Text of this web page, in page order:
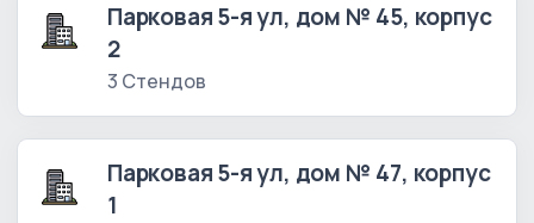
Парковая 5-я ул, дом № 45, корпус
2
3 Стендов
Парковая 5-я ул, дом № 47, корпус
1